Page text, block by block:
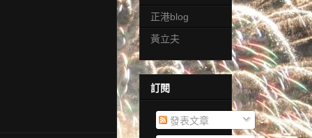
正港blog
黃立夫
訂閱
發表文章